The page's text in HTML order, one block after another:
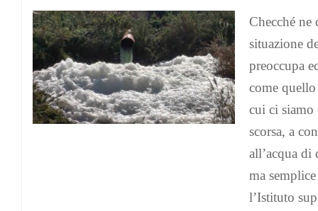
Checché ne
situazione
preoccupa
come
cui ci siamo
scorsa, a
all’acqua di
ma
l’Istituto